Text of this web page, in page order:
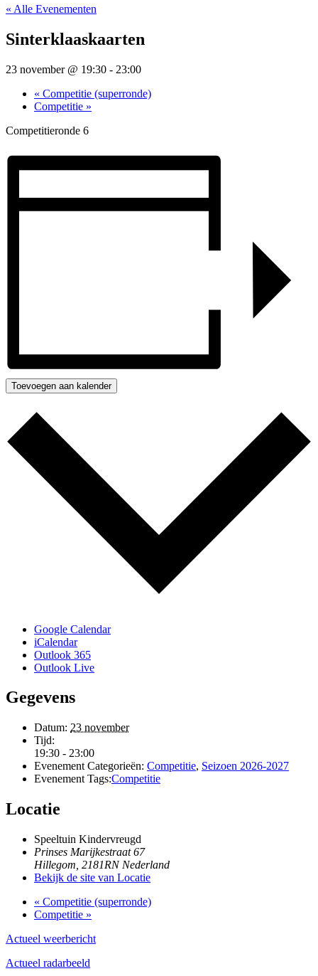
« Alle Evenementen
Sinterklaaskaarten
23 november @ 19:30 - 23:00
« Competitie (superronde)
Competitie »
Competitieronde 6
Toevoegen aan kalender
Google Calendar
iCalendar
Outlook 365
Outlook Live
Gegevens
Datum: 23 november
Tijd:
19:30 - 23:00
Evenement Categorieën: Competitie, Seizoen 2026-2027
Evenement Tags:Competitie
Locatie
Speeltuin Kindervreugd
Prinses Marijkestraat 67
Hillegom 2181RN Nederland
Bekijk de site van Locatie
« Competitie (superronde)
Competitie »
Actueel weerbericht
Actueel radarbeeld